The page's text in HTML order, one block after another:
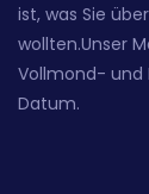
ist, was Sie
wollten.Unser
Vollmond- und
Datum.